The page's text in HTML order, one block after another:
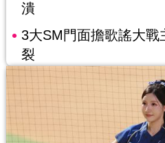
潰
3大SM門面擔歌謠大戰
裂